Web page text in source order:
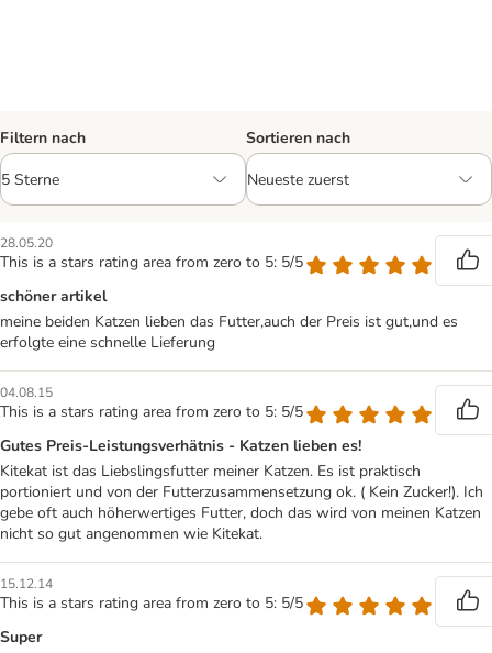
Filtern nach Sortieren nach
28.05.20
This is a stars rating area from zero to 5: 5/5
schöner artikel
meine beiden Katzen lieben das Futter,auch der Preis ist gut,und es
erfolgte eine schnelle Lieferung
04.08.15
This is a stars rating area from zero to 5: 5/5
Gutes Preis-Leistungsverhätnis - Katzen lieben es!
Kitekat ist das Liebslingsfutter meiner Katzen. Es ist praktisch
portioniert und von der Futterzusammensetzung ok. ( Kein Zucker!). Ich
gebe oft auch höherwertiges Futter, doch das wird von meinen Katzen
nicht so gut angenommen wie Kitekat.
15.12.14
This is a stars rating area from zero to 5: 5/5
Super